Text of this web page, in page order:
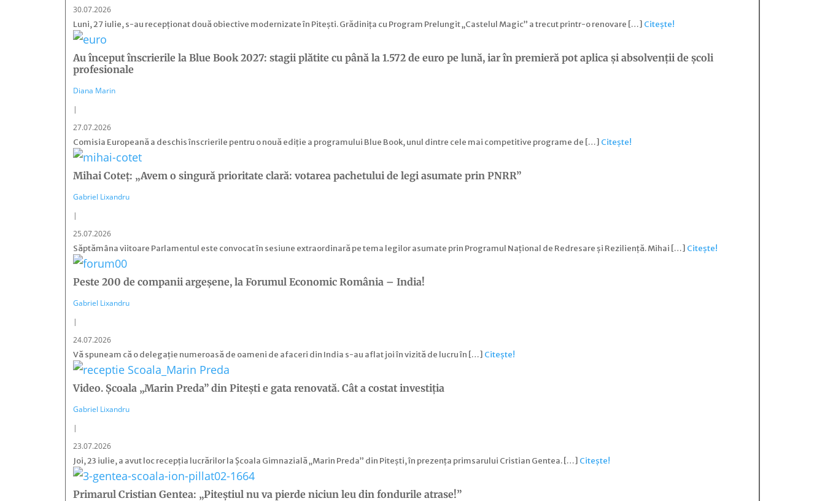
30.07.2026
Luni, 27 iulie, s-au recepţionat două obiective modernizate în Pitești. Grădinița cu Program Prelungit „Castelul Magic” a trecut printr-o renovare […] Citește!
Au început înscrierile la Blue Book 2027: stagii plătite cu până la 1.572 de euro pe lună, iar în premieră pot aplica și absolvenții de școli
profesionale
Diana Marin
|
27.07.2026
Comisia Europeană a deschis înscrierile pentru o nouă ediție a programului Blue Book, unul dintre cele mai competitive programe de […] Citește!
Mihai Coteț: „Avem o singură prioritate clară: votarea pachetului de legi asumate prin PNRR”
Gabriel Lixandru
|
25.07.2026
Săptămâna viitoare Parlamentul este convocat în sesiune extraordinară pe tema legilor asumate prin Programul Național de Redresare și Reziliență. Mihai […] Citește!
Peste 200 de companii argeșene, la Forumul Economic România – India!
Gabriel Lixandru
|
24.07.2026
Vă spuneam că o delegație numeroasă de oameni de afaceri din India s-au aflat joi în vizită de lucru în […] Citește!
Video. Școala „Marin Preda” din Pitești e gata renovată. Cât a costat investiția
Gabriel Lixandru
|
23.07.2026
Joi, 23 iulie, a avut loc recepția lucrărilor la Școala Gimnazială „Marin Preda” din Pitești, în prezența primsarului Cristian Gentea. […] Citește!
Primarul Cristian Gentea: „Piteştiul nu va pierde niciun leu din fondurile atrase!”